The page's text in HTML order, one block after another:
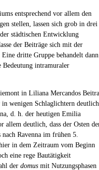
entsprechend vor allem den
stellen, lassen sich grob in drei
städtischen Entwicklung
der Beiträge sich mit der
dritte Gruppe behandelt dann
Bedeutung intramuraler
in Liliana Mercandos
in wenigen Schlaglichtern deutlich
d. h. der heutigen Emilia
allem deutlich, dass der Osten
Ravenna im frühen 5.
in dem Zeitraum vom Beginn
eine rege Bautätigkeit
der domus mit Nutzungsphasen